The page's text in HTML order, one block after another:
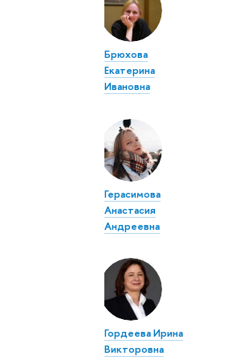
Брюхова
Екатерина
Ивановна
Герасимова
Анастасия
Андреевна
Гордеева Ирина
Викторовна